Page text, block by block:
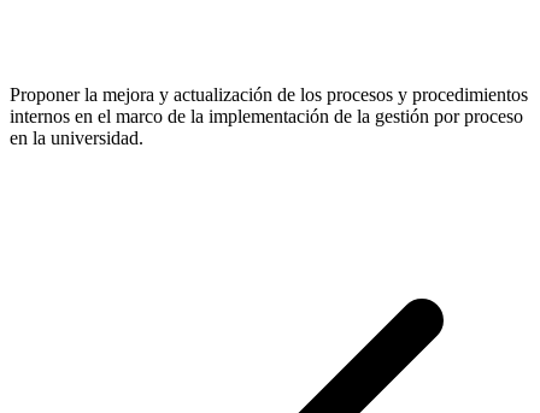
Proponer la mejora y actualización de los procesos y procedimientos
internos en el marco de la implementación de la gestión por proceso
en la universidad.